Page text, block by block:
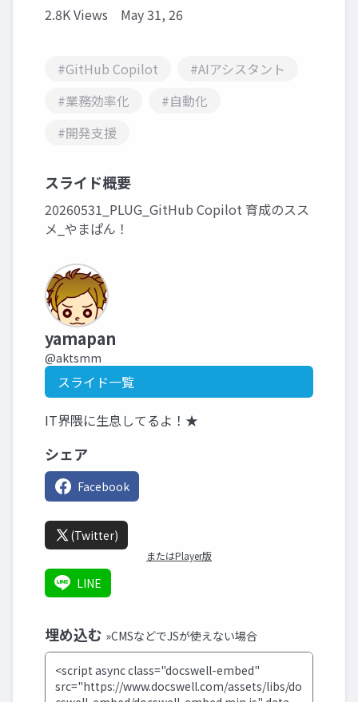
2.8K Views May 31, 26
#GitHub Copilot
#AIアシスタント
#業務効率化
#自動化
#開発支援
スライド概要
20260531_PLUG_GitHub Copilot 育成のスス
メ_やまぱん！
yamapan
@aktsmm
スライド一覧
IT界隈に生息してるよ！★
シェア
Facebook
(Twitter)
またはPlayer版
LINE
埋め込む »CMSなどでJSが使えない場合